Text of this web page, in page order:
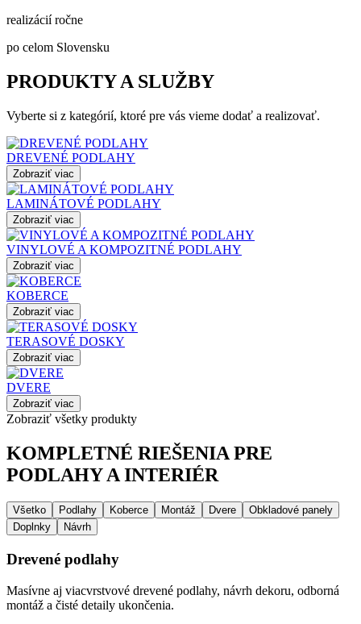
realizácií ročne
po celom Slovensku
PRODUKTY A SLUŽBY
Vyberte si z kategórií, ktoré pre vás vieme dodať a realizovať.
DREVENÉ PODLAHY
Zobraziť viac
LAMINÁTOVÉ PODLAHY
Zobraziť viac
VINYLOVÉ A KOMPOZITNÉ PODLAHY
Zobraziť viac
KOBERCE
Zobraziť viac
TERASOVÉ DOSKY
Zobraziť viac
DVERE
Zobraziť viac
Zobraziť všetky produkty
KOMPLETNÉ RIEŠENIA PRE
PODLAHY A INTERIÉR
Všetko Podlahy Koberce Montáž Dvere
Obkladové panely
Doplnky
Návrh
Drevené podlahy
Masívne aj viacvrstvové drevené podlahy, návrh dekoru, odborná
montáž a čisté detaily ukončenia.